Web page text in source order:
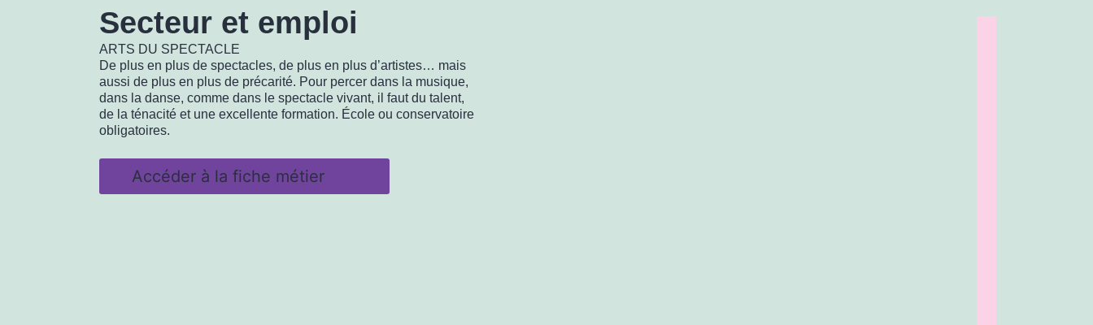
Secteur et emploi
ARTS DU SPECTACLE
De plus en plus de spectacles, de plus en plus d’artistes… mais
aussi de plus en plus de précarité. Pour percer dans la musique,
dans la danse, comme dans le spectacle vivant, il faut du talent,
de la ténacité et une excellente formation. École ou conservatoire
obligatoires.
Accéder à la fiche métier